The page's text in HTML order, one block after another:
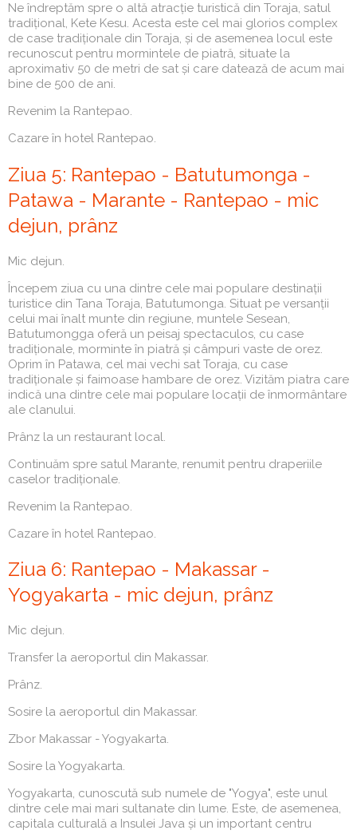
Ne îndreptăm spre o altă atracție turistică din Toraja, satul
tradițional, Kete Kesu. Acesta este cel mai glorios complex
de case tradiționale din Toraja, și de asemenea locul este
recunoscut pentru mormintele de piatră, situate la
aproximativ 50 de metri de sat și care datează de acum mai
bine de 500 de ani.
Revenim la Rantepao.
Cazare în hotel Rantepao.
Ziua 5: Rantepao - Batutumonga -
Patawa - Marante - Rantepao - mic
dejun, prânz
Mic dejun.
Începem ziua cu una dintre cele mai populare destinații
turistice din Tana Toraja, Batutumonga. Situat pe versanții
celui mai înalt munte din regiune, muntele Sesean,
Batutumongga oferă un peisaj spectaculos, cu case
tradiționale, morminte în piatră și câmpuri vaste de orez.
Oprim în Patawa, cel mai vechi sat Toraja, cu case
tradiționale și faimoase hambare de orez. Vizităm piatra care
indică una dintre cele mai populare locații de înmormântare
ale clanului.
Prânz la un restaurant local.
Continuăm spre satul Marante, renumit pentru draperiile
caselor tradiționale.
Revenim la Rantepao.
Cazare în hotel Rantepao.
Ziua 6: Rantepao - Makassar -
Yogyakarta - mic dejun, prânz
Mic dejun.
Transfer la aeroportul din Makassar.
Prânz.
Sosire la aeroportul din Makassar.
Zbor Makassar - Yogyakarta.
Sosire la Yogyakarta.
Yogyakarta, cunoscută sub numele de "Yogya", este unul
dintre cele mai mari sultanate din lume. Este, de asemenea,
capitala culturală a Insulei Java și un important centru